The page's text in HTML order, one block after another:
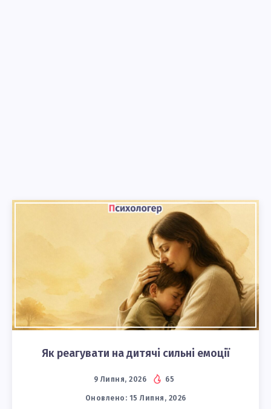
Як реагувати на дитячі сильні емоції
9 Липня, 2026 65
Оновлено: 15 Липня, 2026